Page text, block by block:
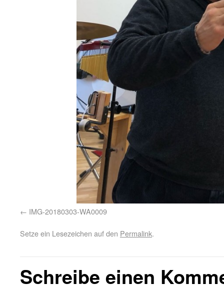
IMG-20180303-WA0009
Setze ein Lesezeichen auf den Permalink.
Schreibe einen